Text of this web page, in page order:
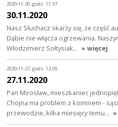
2020-11-30, godz. 11:57
30.11.2020
Nasz Słuchacz skarży się, że część
Dąbie nie włącza ogrzewania.
Włodzimierz Sołtysiak… » więcej
2020-11-27, godz. 13:05
27.11.2020
Pan Mirosław, mieszkaniec
Chojna ma problem z kominem -
przewodzie, kilka miesięcy temu…